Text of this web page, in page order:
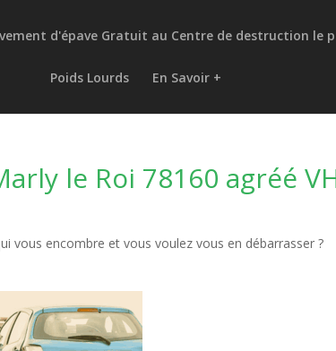
Poids Lourds En Savoir +
le Roi 78160 agréé
vous encombre et vous voulez vous en débarrasser ?